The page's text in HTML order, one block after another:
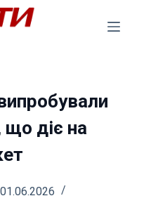
що діє на
01.06.2026